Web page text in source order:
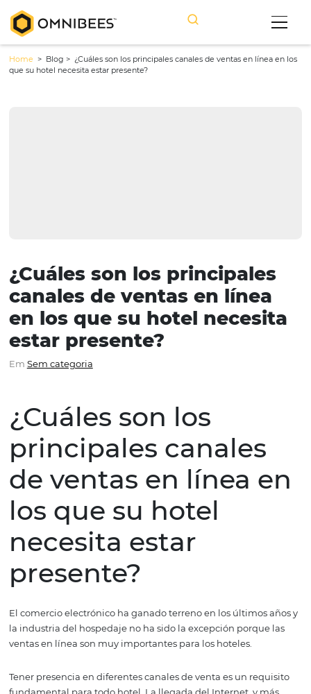
Home> Blog >¿Cuáles son los principales canales de ventas en
¿Cuáles son los
canales de ventas en
en los que su hotel
estar presente?
EmSem categoria
¿Cuáles son los
principales
de ventas en línea
los que su hotel
necesita estar
presente?